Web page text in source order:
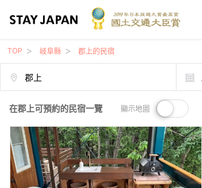
TOP 岐阜縣 郡上的民宿
在郡上可預約的民宿一覽 顯示地圖